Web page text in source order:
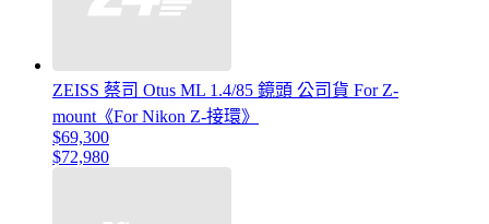
ZEISS 蔡司 Otus ML 1.4/85 鏡頭 公司貨 For Z-
mount《For Nikon Z-接環》
$69,300
$72,980